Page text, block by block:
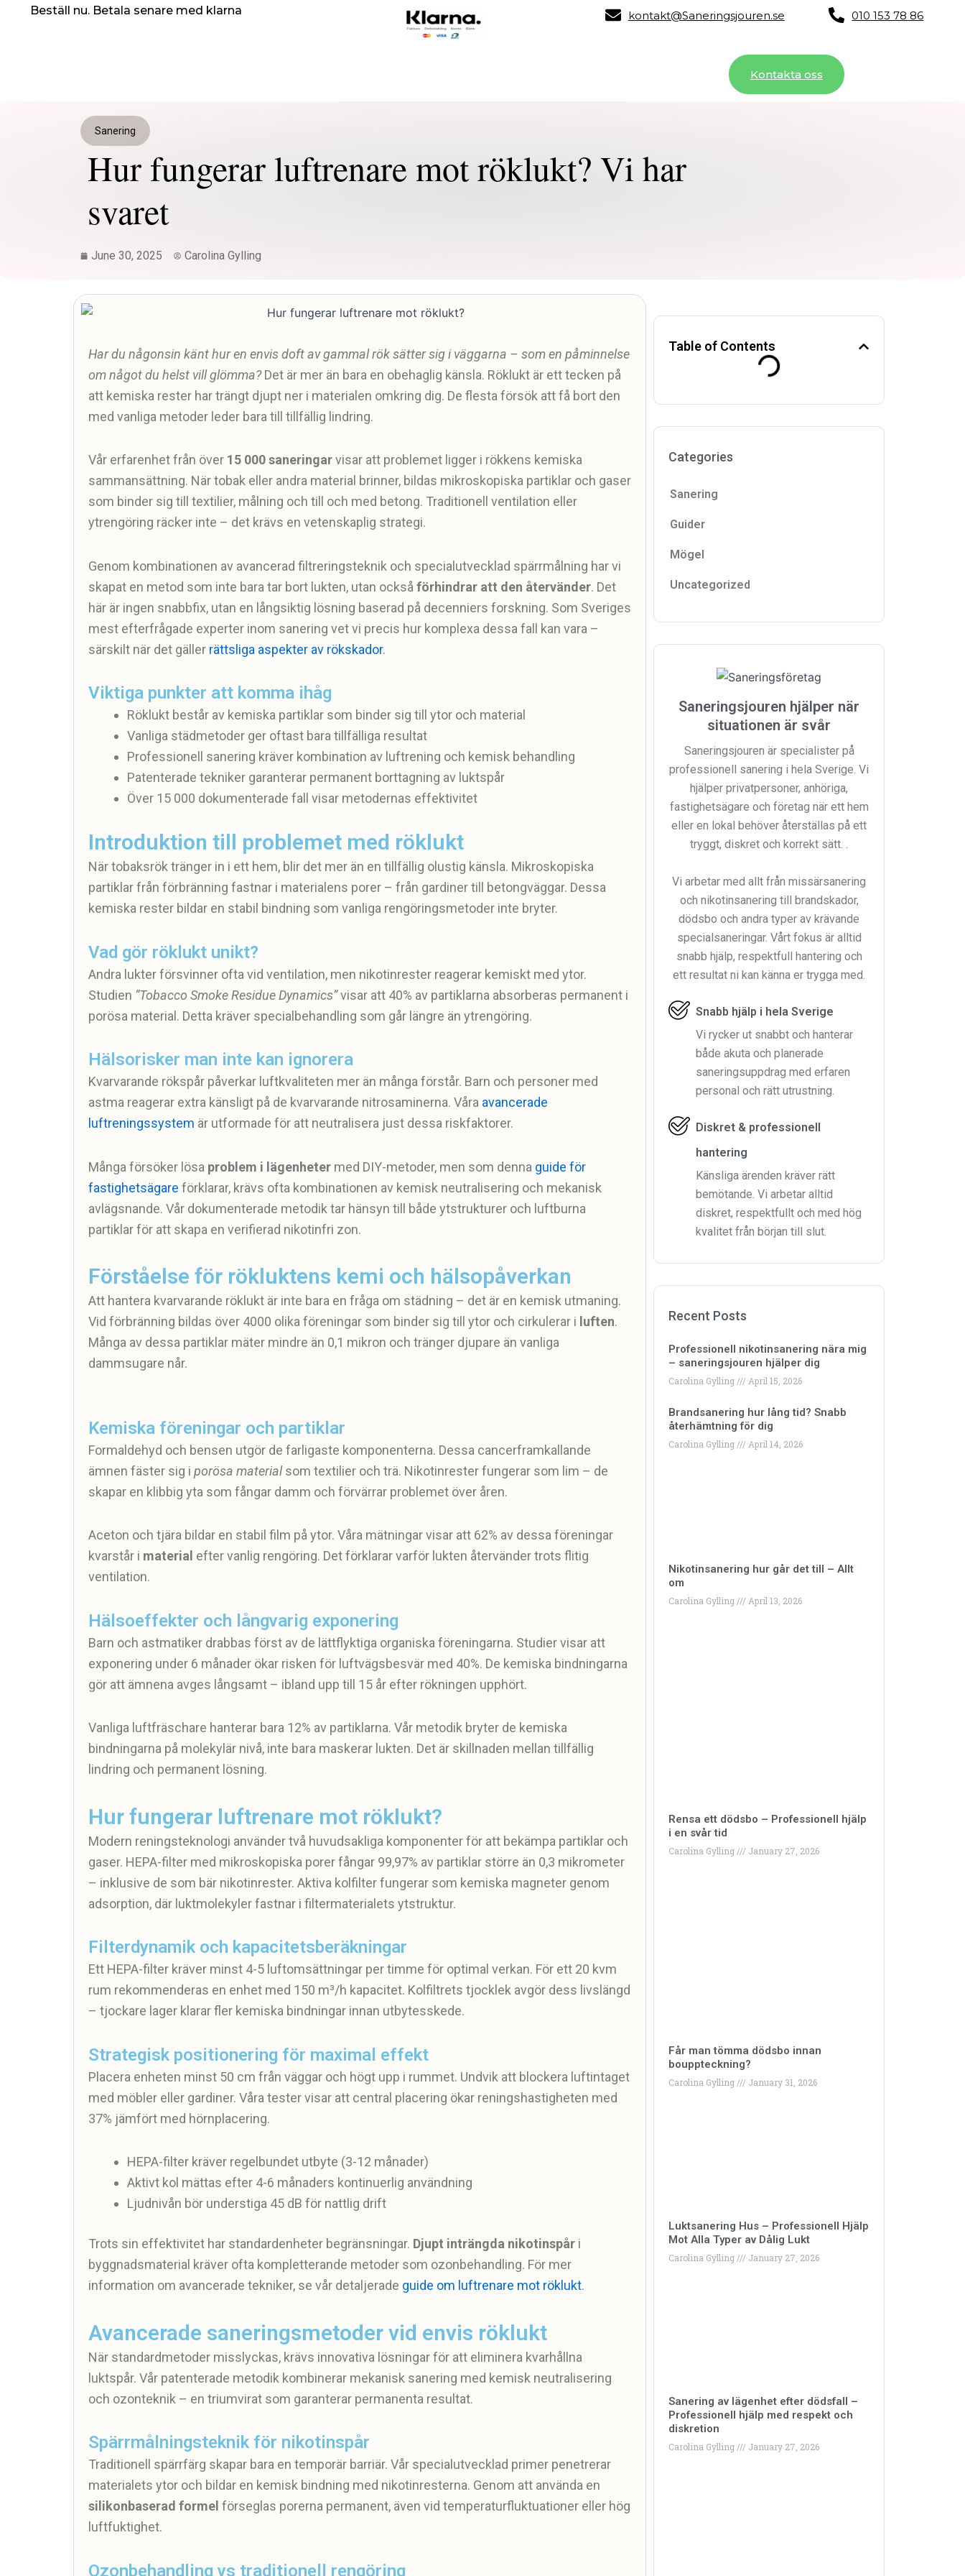
Beställ nu. Betala senare med klarna kontakt@Saneringsjouren.se 010 153 78 86
Kontakta oss
Sanering
Hur fungerar luftrenare mot röklukt? Vi har
svaret
June 30, 2025 Carolina Gylling
Har du någonsin känt hur en envis doft av gammal rök sätter sig i väggarna – som en påminnelse
om något du helst vill glömma?Det är mer än bara en obehaglig känsla. Röklukt är ett tecken på
att kemiska rester har trängt djupt ner i materialen omkring dig. De flesta försök att få bort den
med vanliga metoder leder bara till tillfällig lindring.
Vår erfarenhet från över 15 000 saneringarvisar att problemet ligger i rökkens kemiska
sammansättning. När tobak eller andra material brinner, bildas mikroskopiska partiklar och gaser
som binder sig till textilier, målning och till och med betong. Traditionell ventilation eller
ytrengöring räcker inte – det krävs en vetenskaplig strategi.
Genom kombinationen av avancerad filtreringsteknik och specialutvecklad spärrmålning har vi
skapat en metod som inte bara tar bort lukten, utan också förhindrar att den återvänder. Det
här är ingen snabbfix, utan en långsiktig lösning baserad på decenniers forskning. Som Sveriges
mest efterfrågade experter inom sanering vet vi precis hur komplexa dessa fall kan vara –
särskilt när det gäller rättsliga aspekter av rökskador.
Viktiga punkter att komma ihåg
Röklukt består av kemiska partiklar som binder sig till ytor och material
Vanliga städmetoder ger oftast bara tillfälliga resultat
Professionell sanering kräver kombination av luftrening och kemisk behandling
Patenterade tekniker garanterar permanent borttagning av luktspår
Över 15 000 dokumenterade fall visar metodernas effektivitet
Introduktion till problemet med röklukt
När tobaksrök tränger in i ett hem, blir det mer än en tillfällig olustig känsla. Mikroskopiska
partiklar från förbränning fastnar i materialens porer – från gardiner till betongväggar. Dessa
kemiska rester bildar en stabil bindning som vanliga rengöringsmetoder inte bryter.
Vad gör röklukt unikt?
Andra lukter försvinner ofta vid ventilation, men nikotinrester reagerar kemiskt med ytor.
Studien “Tobacco Smoke Residue Dynamics”visar att 40% av partiklarna absorberas permanent i
porösa material. Detta kräver specialbehandling som går längre än ytrengöring.
Hälsorisker man inte kan ignorera
Kvarvarande rökspår påverkar luftkvaliteten mer än många förstår. Barn och personer med
astma reagerar extra känsligt på de kvarvarande nitrosaminerna. Våra avancerade
luftreningssystem är utformade för att neutralisera just dessa riskfaktorer.
Många försöker lösa problem i lägenheter med DIY-metoder, men som denna guide för
fastighetsägare förklarar, krävs ofta kombinationen av kemisk neutralisering och mekanisk
avlägsnande. Vår dokumenterade metodik tar hänsyn till både ytstrukturer och luftburna
partiklar för att skapa en verifierad nikotinfri zon.
Förståelse för rökluktens kemi och hälsopåverkan
Att hantera kvarvarande röklukt är inte bara en fråga om städning – det är en kemisk utmaning.
Vid förbränning bildas över 4000 olika föreningar som binder sig till ytor och cirkulerar i luften.
Många av dessa partiklar mäter mindre än 0,1 mikron och tränger djupare än vanliga
dammsugare når.
Kemiska föreningar och partiklar
Formaldehyd och bensen utgör de farligaste komponenterna. Dessa cancerframkallande
ämnen fäster sig i porösa materialsom textilier och trä. Nikotinrester fungerar som lim – de
skapar en klibbig yta som fångar damm och förvärrar problemet över åren.
Aceton och tjära bildar en stabil film på ytor. Våra mätningar visar att 62% av dessa föreningar
kvarstår i material efter vanlig rengöring. Det förklarar varför lukten återvänder trots flitig
ventilation.
Hälsoeffekter och långvarig exponering
Barn och astmatiker drabbas först av de lättflyktiga organiska föreningarna. Studier visar att
exponering under 6 månader ökar risken för luftvägsbesvär med 40%. De kemiska bindningarna
gör att ämnena avges långsamt – ibland upp till 15 år efter rökningen upphört.
Vanliga luftfräschare hanterar bara 12% av partiklarna. Vår metodik bryter de kemiska
bindningarna på molekylär nivå, inte bara maskerar lukten. Det är skillnaden mellan tillfällig
lindring och permanent lösning.
Hur fungerar luftrenare mot röklukt?
Modern reningsteknologi använder två huvudsakliga komponenter för att bekämpa partiklar och
gaser. HEPA-filter med mikroskopiska porer fångar 99,97% av partiklar större än 0,3 mikrometer
– inklusive de som bär nikotinrester. Aktiva kolfilter fungerar som kemiska magneter genom
adsorption, där luktmolekyler fastnar i filtermaterialets ytstruktur.
Filterdynamik och kapacitetsberäkningar
Ett HEPA-filter kräver minst 4-5 luftomsättningar per timme för optimal verkan. För ett 20 kvm
rum rekommenderas en enhet med 150 m³/h kapacitet. Kolfiltrets tjocklek avgör dess livslängd
– tjockare lager klarar fler kemiska bindningar innan utbytesskede.
Strategisk positionering för maximal effekt
Placera enheten minst 50 cm från väggar och högt upp i rummet. Undvik att blockera luftintaget
med möbler eller gardiner. Våra tester visar att central placering ökar reningshastigheten med
37% jämfört med hörnplacering.
HEPA-filter kräver regelbundet utbyte (3-12 månader)
Aktivt kol mättas efter 4-6 månaders kontinuerlig användning
Ljudnivån bör understiga 45 dB för nattlig drift
Trots sin effektivitet har standardenheter begränsningar. Djupt inträngda nikotinspår i
byggnadsmaterial kräver ofta kompletterande metoder som ozonbehandling. För mer
information om avancerade tekniker, se vår detaljerade guide om luftrenare mot röklukt.
Avancerade saneringsmetoder vid envis röklukt
När standardmetoder misslyckas, krävs innovativa lösningar för att eliminera kvarhållna
luktspår. Vår patenterade metodik kombinerar mekanisk sanering med kemisk neutralisering
och ozonteknik – en triumvirat som garanterar permanenta resultat.
Spärrmålningsteknik för nikotinspår
Traditionell spärrfärg skapar bara en temporär barriär. Vår specialutvecklad primer penetrerar
materialets ytor och bildar en kemisk bindning med nikotinresterna. Genom att använda en
silikonbaserad formel förseglas porerna permanent, även vid temperaturfluktuationer eller hög
luftfuktighet.
Ozonbehandling vs traditionell rengöring
Table of Contents
Categories
Sanering
Guider
Mögel
Uncategorized
Saneringsjouren hjälper när
situationen är svår
Saneringsjouren är specialister på
professionell sanering i hela Sverige. Vi
hjälper privatpersoner, anhöriga,
fastighetsägare och företag när ett hem
eller en lokal behöver återställas på ett
tryggt, diskret och korrekt sätt. .
Vi arbetar med allt från missärsanering
och nikotinsanering till brandskador,
dödsbo och andra typer av krävande
specialsaneringar. Vårt fokus är alltid
snabb hjälp, respektfull hantering och
ett resultat ni kan känna er trygga med.
Snabb hjälp i hela Sverige
Vi rycker ut snabbt och hanterar
både akuta och planerade
saneringsuppdrag med erfaren
personal och rätt utrustning.
Diskret & professionell
hantering
Känsliga ärenden kräver rätt
bemötande. Vi arbetar alltid
diskret, respektfullt och med hög
kvalitet från början till slut.
Recent Posts
Professionell nikotinsanering nära mig
– saneringsjouren hjälper dig
Carolina Gylling April 15, 2026
Brandsanering hur lång tid? Snabb
återhämtning för dig
Carolina Gylling April 14, 2026
Nikotinsanering hur går det till – Allt
om
Carolina Gylling April 13, 2026
Rensa ett dödsbo – Professionell hjälp
i en svår tid
Carolina Gylling January 27, 2026
Får man tömma dödsbo innan
bouppteckning?
Carolina Gylling January 31, 2026
Luktsanering Hus – Professionell Hjälp
Mot Alla Typer av Dålig Lukt
Carolina Gylling January 27, 2026
Sanering av lägenhet efter dödsfall –
Professionell hjälp med respekt och
diskretion
Carolina Gylling January 27, 2026